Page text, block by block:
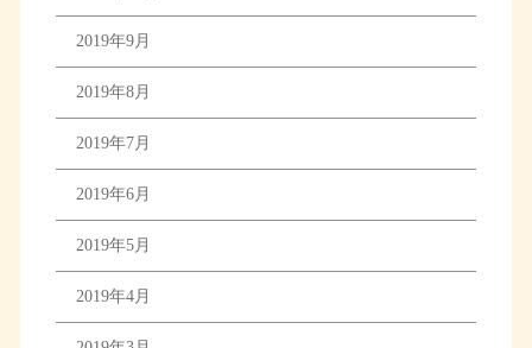
2019年9月
2019年8月
2019年7月
2019年6月
2019年5月
2019年4月